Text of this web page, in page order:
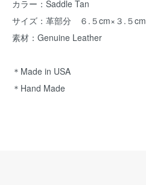
カラー：Saddle Tan
サイズ：革部分 ６.５cm×３.５cm
素材：Genuine Leather
＊Made in USA
＊Hand Made